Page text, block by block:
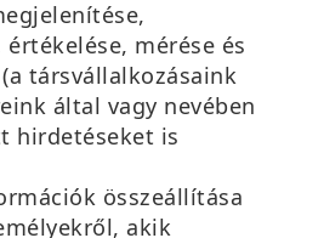
mérése és
társvállalkozásaink
által vagy nevében
hirdetéseket is
összeállítása
akik